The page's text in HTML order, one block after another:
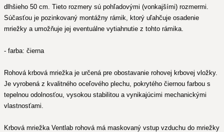
dlhšieho 50 cm. Tieto rozmery sú pohľadovými (vonkajšími) rozmermi.
Súčasťou je pozinkovaný montážny rámik, ktorý uľahčuje osadenie
mriežky a umožňuje jej eventuálne vytiahnutie z tohto rámika.
- farba: čierna
Rohová krbová mriežka je určená pre obostavanie rohovej krbovej vložky.
Je vyrobená z kvalitného oceľového plechu, pokrytého čiernou farbou s
tepelnou odolnosťou, vysokou stabilitou a vynikajúcimi mechanickými
vlastnosťami.
Krbová mriežka Ventlab rohová má maskovaný vstup vzduchu do mriežky